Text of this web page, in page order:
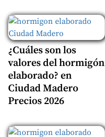
¿Cuáles son los
valores del hormigón
elaborado? en
Ciudad Madero
Precios 2026